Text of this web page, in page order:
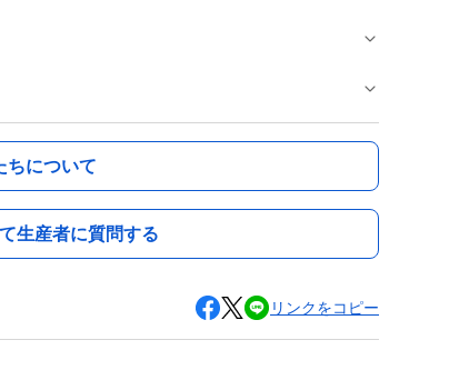
ちについて
生産者に質問する
リンクをコピー